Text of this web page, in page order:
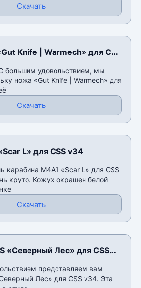
Скачать
Knife | Warmech» для CSS
большим удовольствием, мы
ножа «Gut Knife | Warmech» для
Скачать
L» для CSS v34
карабина M4A1 «Scar L» для CSS
круто. Кожух окрашен белой
Скачать
«Северный Лес» для CSS
представляем вам
Лес» для CSS v34. Эта